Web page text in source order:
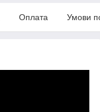
Оплата Умови